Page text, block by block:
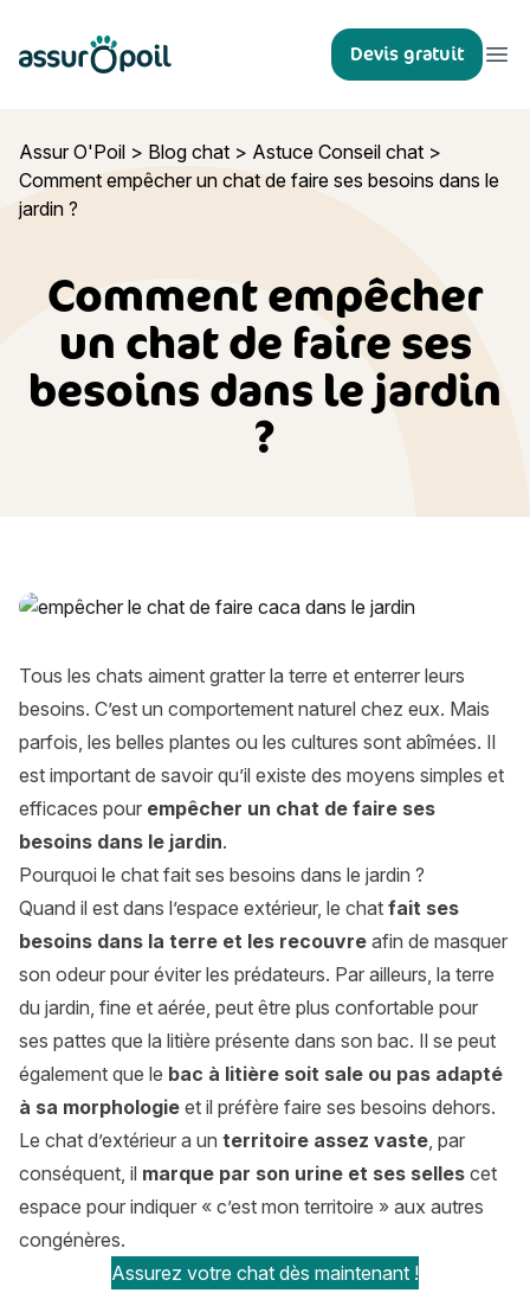
Assur O'Poil Devis gratuit
Assur O'Poil > Blog chat > Astuce Conseil chat >
Comment empêcher un chat de faire ses besoins dans le
jardin ?
Comment empêcher
un chat de faire ses
besoins dans le jardin
?
Comment empêcher un chat de faire ses besoins dans le
Tous les chats aiment gratter la terre et enterrer leurs
besoins. C’est un comportement naturel chez eux. Mais
parfois, les belles plantes ou les cultures sont abîmées. Il
est important de savoir qu’il existe des moyens simples et
efficaces pour empêcher un chat de faire ses
besoins dans le jardin.
Pourquoi le chat fait ses besoins dans le jardin ?
Quand il est dans l’espace extérieur, le chat fait ses
besoins dans la terre et les recouvre afin de masquer
son odeur pour éviter les prédateurs. Par ailleurs, la terre
du jardin, fine et aérée, peut être plus confortable pour
ses pattes que la litière présente dans son bac. Il se peut
également que le bac à litière soit sale ou pas adapté
à sa morphologie et il préfère faire ses besoins dehors.
Le chat d’extérieur a un territoire assez vaste, par
conséquent, il marque par son urine et ses selles cet
espace pour indiquer « c’est mon territoire » aux autres
congénères.
Assurez votre chat dès maintenant !